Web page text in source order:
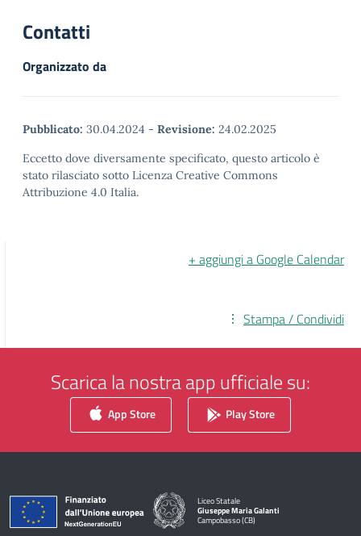
Contatti
Organizzato da
Pubblicato: 30.04.2024 - Revisione: 24.02.2025
Eccetto dove diversamente specificato, questo articolo è
stato rilasciato sotto Licenza Creative Commons
Attribuzione 4.0 Italia.
+ aggiungi a Google Calendar
Stampa / Condividi
Scarica la nostra app ufficiale su:
App Store Play Store
Liceo Statale
Giuseppe Maria Galanti
Campobasso (CB)
— Visita la pagina iniziale della scuola